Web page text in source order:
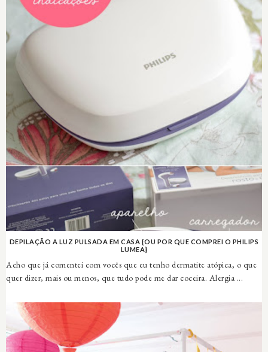
DEPILAÇÃO A LUZ PULSADA EM CASA {OU POR QUE COMPREI O PHILIPS
LUMEA}
Acho que já comentei com vocês que eu tenho dermatite atópica, o que
quer dizer, mais ou menos, que tudo pode me dar coceira. Alergia ...